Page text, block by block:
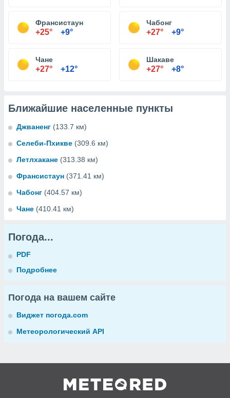
Франсистаун
+25° +9°
Чабонг
+27° +9°
Чане
+27° +12°
Шакаве
+27° +8°
Ближайшие населенные пункты
Джваненг (133.7 км)
Селеби-Пхикве (309.6 км)
Летлхакане (313.38 км)
Франсистаун (371.41 км)
Чабонг (404.57 км)
Чане (410.41 км)
Погода...
PDF
Подробнее
Погода на вашем сайте
Виджет погода.com
Метеорологический API